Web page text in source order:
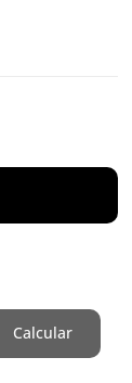
Calcular